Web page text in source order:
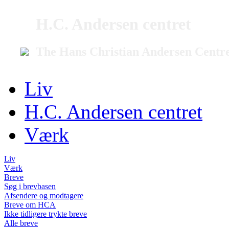
Liv
H.C. Andersen centret
Værk
Liv
Værk
Breve
Søg i brevbasen
Afsendere og modtagere
Breve om HCA
Ikke tidligere trykte breve
Alle breve